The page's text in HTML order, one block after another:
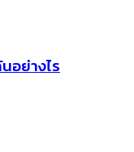
อย่างไร